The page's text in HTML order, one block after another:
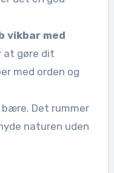
vikbar med
at gøre dit
med orden og
Det rummer
naturen uden